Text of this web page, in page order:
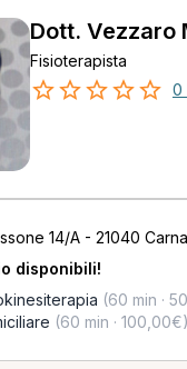
Dott. Vezzaro
Fisioterapista
0
14/A - 21040
disponibili!
(60 min ·
(60 min · 100,00€)